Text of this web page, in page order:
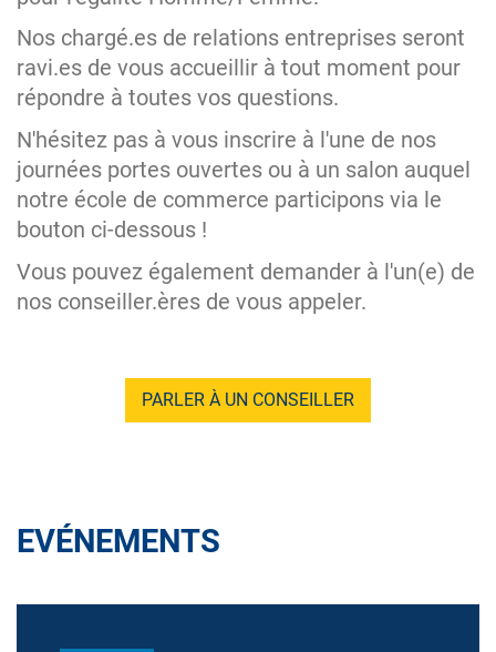
Nos chargé.es de relations entreprises seront
ravi.es de vous accueillir à tout moment pour
répondre à toutes vos questions.
N'hésitez pas à vous inscrire à l'une de nos
journées portes ouvertes ou à un salon auquel
notre école de commerce participons via le
bouton ci-dessous !
Vous pouvez également demander à l'un(e) de
nos conseiller.ères de vous appeler.
PARLER À UN CONSEILLER
EVÉNEMENTS